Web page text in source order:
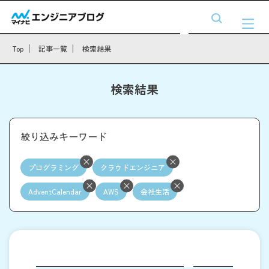
Top 記事一覧 検索結果
検索結果
絞り込みキーワード
プログラミング クラウドエンジニア
AdventCalendar AWS 会社生活